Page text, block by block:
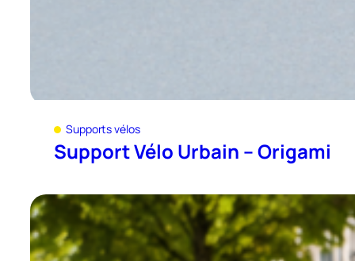
Supports vélos
Support Vélo Urbain – Origami